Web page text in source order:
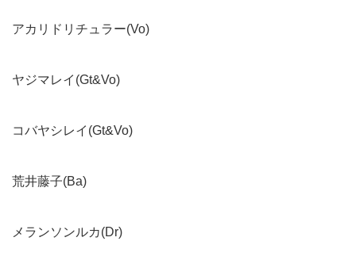
アカリドリチュラー(Vo)
ヤジマレイ(Gt&Vo)
コバヤシレイ(Gt&Vo)
荒井藤子(Ba)
メランソンルカ(Dr)